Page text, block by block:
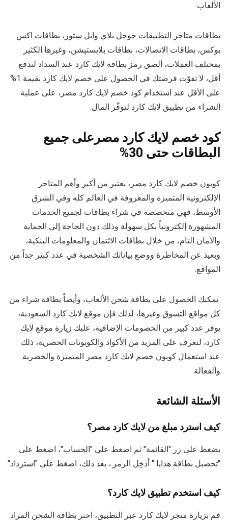
الألعاب.
بطاقات متاجر التطبيقات جوجل بلاي وابل ستور، بطاقات اكس
بوكس، بطاقات الاتصالات، بطاقات بلايستيشن، وغيرها الكثير
بمختلف العملات، ألصق رمز بطاقة لايك كارد عند السداد لتدفع
أقل، لا تفوّت فرصتك في الحصول على خصم لايك كارد بقيمة 1%
على الأقل عند استخدام كود خصم لايك كارد مصر، على عملية
الشراء من تطبيق لايك كارد لتوفّر المال.
كود خصم لايك كارد مصرعلى جميع
البطاقات حتى 30%
كوبون خصم لايك كارد مصر، يعتبر من أكبر وأهم المتاجر
الإلكترونية المتميزة والمعروفة في العالم كله وفي الشرق
الأوسط، فهي متخصصة في شراء بطاقات لجميع الخدمات
المشهورة إلكترونياً بكل سهولة وذلك دون الحاجة إلى الحماية
والأمان التام، من خلال بطاقات الائتمان والمعلومات البنكية،
وبعيد عن المخاطرة ووضع بياناتك الشخصية في عدد كبير جداً من
المواقع.
يمكنك الحصول على بطاقة شحن الألعاب، وأيضاً بطاقة شراء من
كل مواقع التسوق وغيرها، لذلك فإن موقع لايك كارد السعودية،
يوفر عدد كبير من الخصومات الإضافية، عليك زيارة موقع لايك
كارد، لتعرف على المزيد من الأكواد والكوبونات الحصرية، ذلك
عند استعمال كوبون خصم لايك كارد مصر المتميزة والحصرية
والفعالة.
الأسئلة الشائعة
كيف استرد مبلغ من لايك كارد مصر؟
بضغط على زر "القائمة" ثم اضغط على "الحساب"، اضغط على
"تحصيل بطاقة هدايا " أدخِل الرمز.، بعد ذلك، اضغط على "استرداد"
كيف استخدم تطبيق لايك كارد؟
قم بزيارة متجر لايك كارد عبر التطبيق، اختر بطاقة الشحن المراد